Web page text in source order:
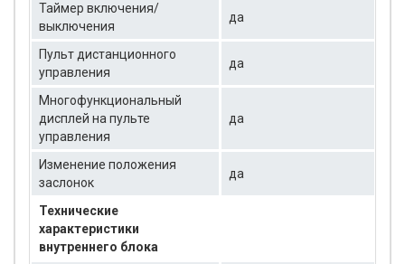
Таймер включения/
выключения
да
Пульт дистанционного
управления
да
Многофункциональный
дисплей на пульте
управления
да
Изменение положения
заслонок
да
Технические
характеристики
внутреннего блока